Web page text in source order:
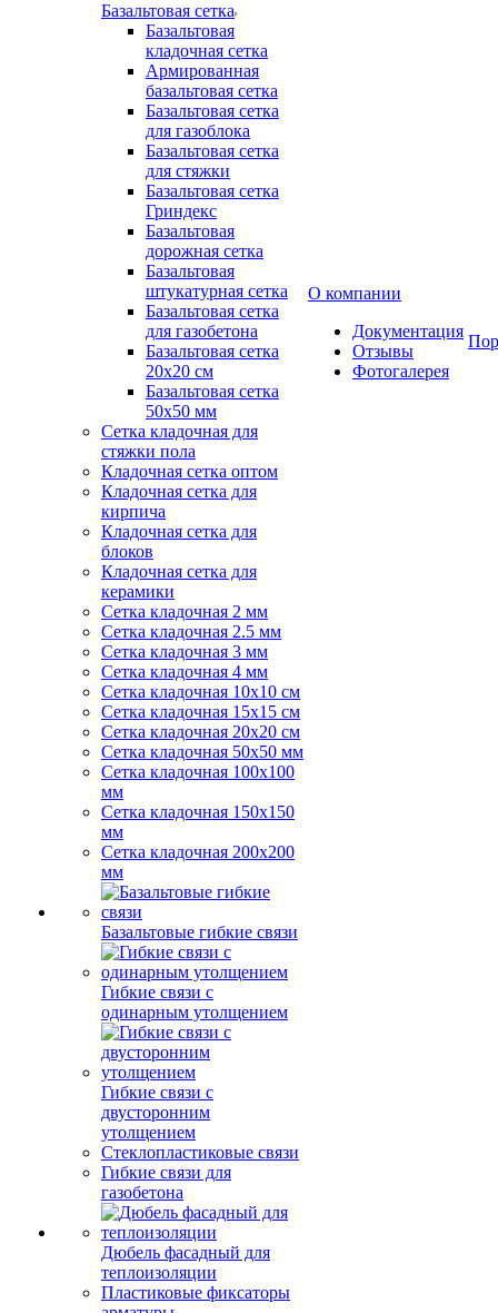
Базальтовая сетка
Базальтовая
кладочная сетка
Армированная
базальтовая сетка
Базальтовая сетка
для газоблока
Базальтовая сетка
для стяжки
Базальтовая сетка
Гриндекс
Базальтовая
дорожная сетка
Базальтовая
штукатурная сетка
Базальтовая сетка
для газобетона
Базальтовая сетка
20x20 см
Базальтовая сетка
50x50 мм
Сетка кладочная для
стяжки пола
Кладочная сетка оптом
Кладочная сетка для
кирпича
Кладочная сетка для
блоков
Кладочная сетка для
керамики
Сетка кладочная 2 мм
Сетка кладочная 2.5 мм
Сетка кладочная 3 мм
Сетка кладочная 4 мм
Сетка кладочная 10x10 см
Сетка кладочная 15x15 см
Сетка кладочная 20x20 см
Сетка кладочная 50x50 мм
Сетка кладочная 100x100
мм
Сетка кладочная 150x150
мм
Сетка кладочная 200x200
мм
Базальтовые гибкие связи
Гибкие связи с
одинарным утолщением
Гибкие связи с
двусторонним
утолщением
Стеклопластиковые связи
Гибкие связи для
газобетона
Дюбель фасадный для
теплоизоляции
Пластиковые фиксаторы
О компании
Документация
Отзывы
Фотогалерея